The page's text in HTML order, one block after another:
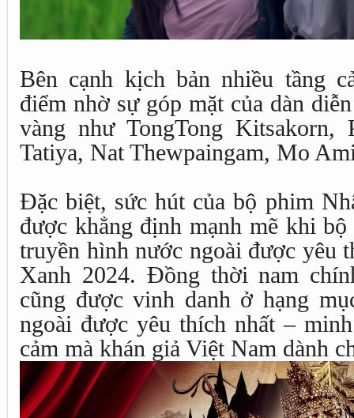
Bên cạnh kịch bản nhiều tầng
điểm nhờ sự góp mặt của dàn
vàng như TongTong Kitsakorn,
Tatiya, Nat Thewpaingam, Mo
Đặc biệt, sức hút của bộ phim
được khẳng định mạnh mẽ khi
truyền hình nước ngoài được yêu
Xanh 2024. Đồng thời nam
cũng được vinh danh ở hạng
ngoài được yêu thích nhất –
cảm mà khán giả Việt Nam dành